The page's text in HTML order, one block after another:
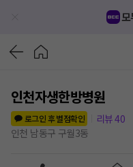
인천자생한방병원
로그인 후 별점확인
리뷰40
인천 남동구 구월3동